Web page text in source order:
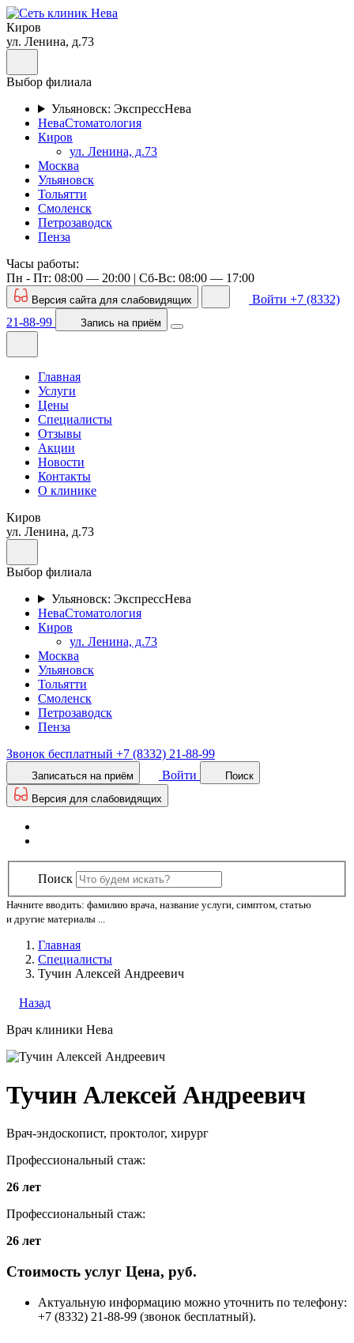
Киров
ул. Ленина, д.73
Выбор филиала
Ульяновск: ЭкспрессНева
НеваСтоматология
Киров
ул. Ленина, д.73
Москва
Ульяновск
Тольятти
Смоленск
Петрозаводск
Пенза
Часы работы:
Пн - Пт: 08:00 — 20:00 | Cб-Вс: 08:00 — 17:00
Версия сайта для слабовидящих Войти +7 (8332)
21-88-99
Запись на приём
Главная
Услуги
Цены
Специалисты
Отзывы
Акции
Новости
Контакты
О клинике
Киров
ул. Ленина, д.73
Выбор филиала
Ульяновск: ЭкспрессНева
НеваСтоматология
Киров
ул. Ленина, д.73
Москва
Ульяновск
Тольятти
Смоленск
Петрозаводск
Пенза
Звонок бесплатный +7 (8332) 21-88-99
Записаться на приём Войти
Поиск
Версия для слабовидящих
Поиск
Начните вводить: фамилию врача, название услуги, симптом, статью
и другие материалы ...
Главная
Специалисты
Тучин Алексей Андреевич
Назад
Врач клиники Нева
Тучин Алексей Андреевич
Врач-эндоскопист, проктолог, хирург
Профессиональный стаж:
26 лет
Профессиональный стаж:
26 лет
Стоимость услуг Цена, руб.
Актуальную информацию можно уточнить по телефону:
+7 (8332) 21-88-99 (звонок бесплатный).